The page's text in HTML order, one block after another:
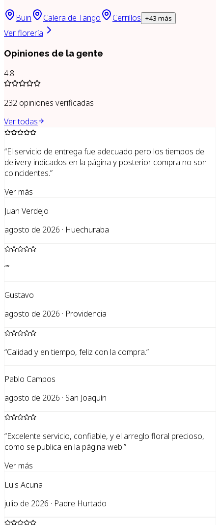
Buin Calera de Tango Cerrillos +43 más
Ver florería
Opiniones de la gente
4.8
232 opiniones verificadas
Ver todas
“El servicio de entrega fue adecuado pero los tiempos de
delivery indicados en la página y posterior compra no son
coincidentes.”
Ver más
Juan Verdejo
agosto de 2026 · Huechuraba
“”
Gustavo
agosto de 2026 · Providencia
“Calidad y en tiempo, feliz con la compra.”
Pablo Campos
agosto de 2026 · San Joaquín
“Excelente servicio, confiable, y el arreglo floral precioso,
como se publica en la página web.”
Ver más
Luis Acuna
julio de 2026 · Padre Hurtado